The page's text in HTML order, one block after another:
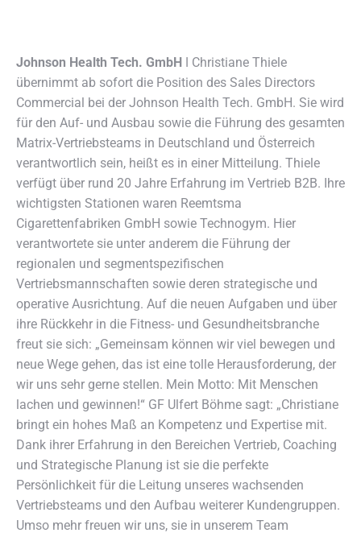
Johnson Health Tech. GmbH ǀ Christiane Thiele
übernimmt ab sofort die Position des Sales Directors
Commercial bei der Johnson Health Tech. GmbH. Sie wird
für den Auf- und Ausbau sowie die Führung des gesamten
Matrix-Vertriebsteams in Deutschland und Österreich
verantwortlich sein, heißt es in einer Mitteilung. Thiele
verfügt über rund 20 Jahre Erfahrung im Vertrieb B2B. Ihre
wichtigsten Stationen waren Reemtsma
Cigarettenfabriken GmbH sowie Technogym. Hier
verantwortete sie unter anderem die Führung der
regionalen und segmentspezifischen
Vertriebsmannschaften sowie deren strategische und
operative Ausrichtung. Auf die neuen Aufgaben und über
ihre Rückkehr in die Fitness- und Gesundheitsbranche
freut sie sich: „Gemeinsam können wir viel bewegen und
neue Wege gehen, das ist eine tolle Herausforderung, der
wir uns sehr gerne stellen. Mein Motto: Mit Menschen
lachen und gewinnen!“ GF Ulfert Böhme sagt: „Christiane
bringt ein hohes Maß an Kompetenz und Expertise mit.
Dank ihrer Erfahrung in den Bereichen Vertrieb, Coaching
und Strategische Planung ist sie die perfekte
Persönlichkeit für die Leitung unseres wachsenden
Vertriebsteams und den Aufbau weiterer Kundengruppen.
Umso mehr freuen wir uns, sie in unserem Team